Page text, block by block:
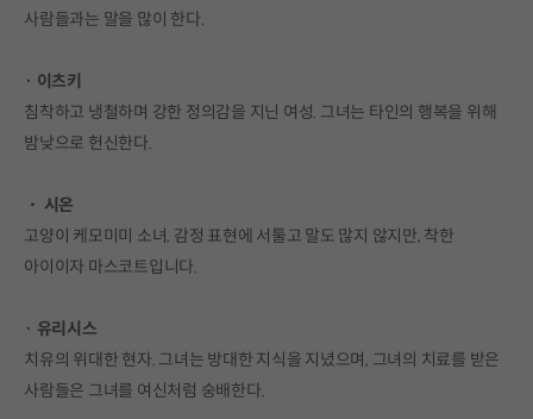
사람들과는 말을 많이 한다.
· 이츠키
침착하고 냉철하며 강한 정의감을 지닌 여성. 그녀는 타인의 행복을 위해
밤낮으로 헌신한다.
・ 시온
고양이 케모미미 소녀. 감정 표현에 서툴고 말도 많지 않지만, 착한
아이이자 마스코트입니다.
· 유리시스
치유의 위대한 현자. 그녀는 방대한 지식을 지녔으며, 그녀의 치료를 받은
사람들은 그녀를 여신처럼 숭배한다.